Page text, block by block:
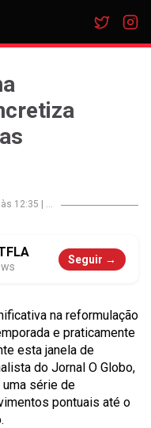
12:35 ...
Seguir →
na reformulação
e praticamente
esta janela de
do Jornal O Globo,
série de
pontuais até o